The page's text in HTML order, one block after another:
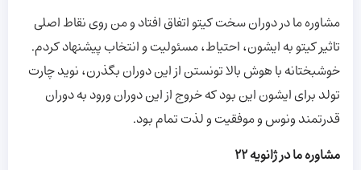
مشاوره ما در دوران سخت کیتو اتفاق افتاد و من روی نقاط اصلی
تاثیر کیتو به ایشون، احتیاط، مسئولیت و انتخاب پیشنهاد کردم.
خوشبختانه با هوش بالا تونستن از این دوران بگذرن، نوید چارت
تولد برای ایشون این بود که خروج از این دوران ورود به دوران
قدرتمند ونوس و موفقیت و لذت تمام بود.
مشاوره ما در ژانویه 22